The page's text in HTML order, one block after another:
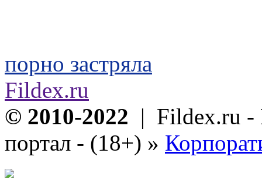
порно застряла
Fildex.ru
© 2010-2022 | Fildex.ru -
портал - (18+) »